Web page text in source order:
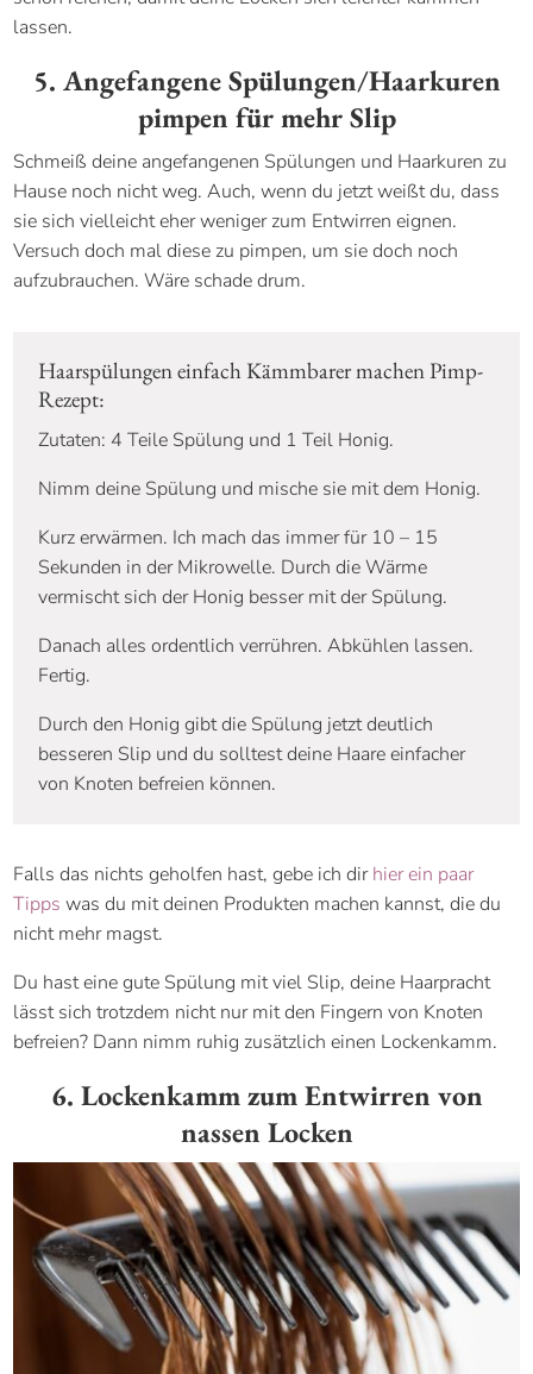
lassen.
5. Angefangene Spülungen/Haarkuren
pimpen für mehr Slip
Schmeiß deine angefangenen Spülungen und Haarkuren zu
Hause noch nicht weg. Auch, wenn du jetzt weißt du, dass
sie sich vielleicht eher weniger zum Entwirren eignen.
Versuch doch mal diese zu pimpen, um sie doch noch
aufzubrauchen. Wäre schade drum.
Haarspülungen einfach Kämmbarer machen Pimp-
Rezept:
Zutaten: 4 Teile Spülung und 1 Teil Honig.
Nimm deine Spülung und mische sie mit dem Honig.
Kurz erwärmen. Ich mach das immer für 10 – 15
Sekunden in der Mikrowelle. Durch die Wärme
vermischt sich der Honig besser mit der Spülung.
Danach alles ordentlich verrühren. Abkühlen lassen.
Fertig.
Durch den Honig gibt die Spülung jetzt deutlich
besseren Slip und du solltest deine Haare einfacher
von Knoten befreien können.
Falls das nichts geholfen hast, gebe ich dirhier ein paar
Tipps was du mit deinen Produkten machen kannst, die du
nicht mehr magst.
Du hast eine gute Spülung mit viel Slip, deine Haarpracht
lässt sich trotzdem nicht nur mit den Fingern von Knoten
befreien? Dann nimm ruhig zusätzlich einen Lockenkamm.
6. Lockenkamm zum Entwirren von
nassen Locken